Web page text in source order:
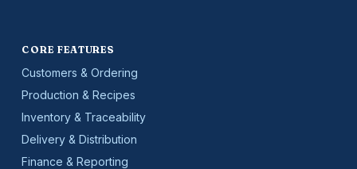
CORE FEATURES
Customers & Ordering
Production & Recipes
Inventory & Traceability
Delivery & Distribution
Finance & Reporting